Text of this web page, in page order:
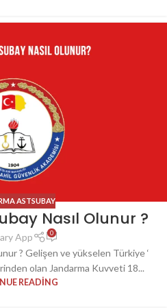
ASTSUBAY
Nasıl Olunur ?
App 0
? Gelişen ve yükselen Türkiye ‘
olan Jandarma Kuvveti 18...
READING